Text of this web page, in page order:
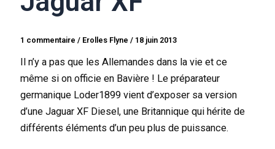
1 commentaire / Erolles Flyne/ 18 juin 2013
Il n’y a pas que les Allemandes dans la vie et ce
même si on officie en Bavière ! Le préparateur
germanique Loder1899 vient d’exposer sa version
d’une Jaguar XF Diesel, une Britannique qui hérite de
différents éléments d’un peu plus de puissance.